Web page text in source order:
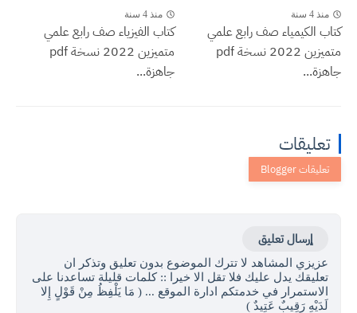
منذ 4 سنة
كتاب الكيمياء صف رابع علمي
متميزين 2022 نسخة pdf
جاهزة...
منذ 4 سنة
كتاب الفيزياء صف رابع علمي
متميزين 2022 نسخة pdf
جاهزة...
تعليقات
إرسال تعليق
عزيزي المشاهد لا تترك الموضوع بدون تعليق وتذكر ان
تعليقك يدل عليك فلا تقل الا خيرا :: كلمات قليلة تساعدنا على
الاستمرار في خدمتكم ادارة الموقع ... ( مَا يَلْفِظُ مِنْ قَوْلٍ إِلا
لَدَيْهِ رَقِيبٌ عَتِيدٌ )